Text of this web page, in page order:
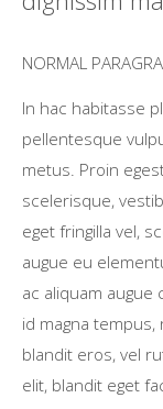
NORMAL
In hac habitasse
pellentesque
metus. Proin
scelerisque,
eget fringilla vel,
augue eu
ac aliquam
id magna tempus,
blandit eros, vel
elit, blandit eget